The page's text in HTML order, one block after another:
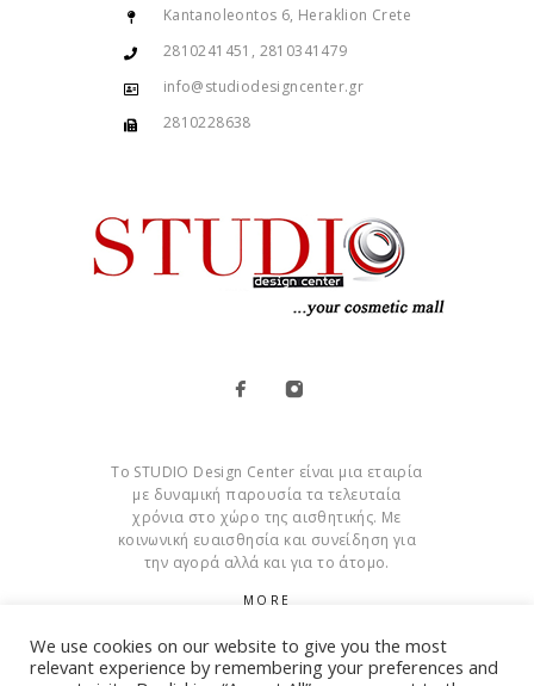
Kantanoleontos 6, Heraklion Crete
2810241451, 2810341479
info@studiodesigncenter.gr
2810228638
Το STUDIO Design Center είναι μια εταιρία
με δυναμική παρουσία τα τελευταία
χρόνια στο χώρο της αισθητικής. Με
κοινωνική ευαισθησία και συνείδηση για
την αγορά αλλά και για το άτομο.
MORE
Cookies
We use cookies on our website to give you the most
relevant experience by remembering your preferences and